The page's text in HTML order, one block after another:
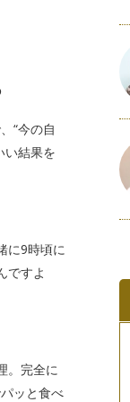
“今の自
い結果を
に9時頃に
ですよ
。完全に
ッと食べ